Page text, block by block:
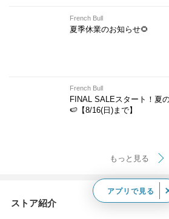
French Bull
夏季休業のお知らせ🌻
French Bull
FINAL SALEスタート！夏
🍉【8/16(日)まで】
もっと見る
ストア紹介
アプリで見る